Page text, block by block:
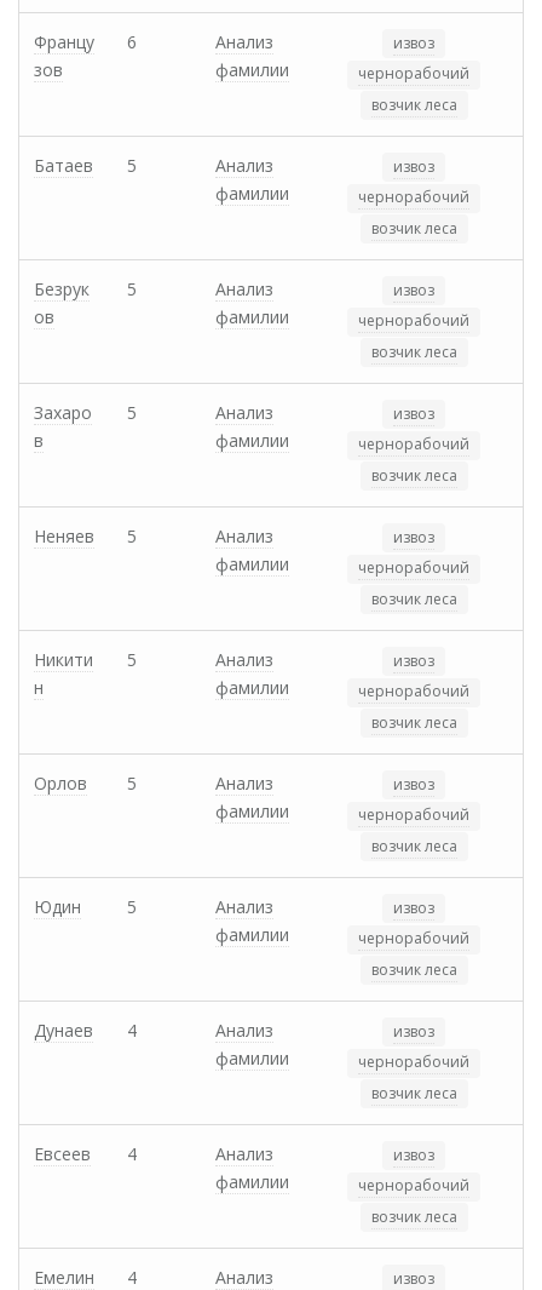
Францу
зов
6
Анализ
фамилии
извоз
чернорабочий
возчик леса
Батаев 5
Анализ
фамилии
извоз
чернорабочий
возчик леса
Безрук
ов
5
Анализ
фамилии
извоз
чернорабочий
возчик леса
Захаро
в
5
Анализ
фамилии
извоз
чернорабочий
возчик леса
Неняев 5
Анализ
фамилии
извоз
чернорабочий
возчик леса
Никити
н
5
Анализ
фамилии
извоз
чернорабочий
возчик леса
Орлов 5
Анализ
фамилии
извоз
чернорабочий
возчик леса
Юдин 5
Анализ
фамилии
извоз
чернорабочий
возчик леса
Дунаев 4
Анализ
фамилии
извоз
чернорабочий
возчик леса
Евсеев 4
Анализ
фамилии
извоз
чернорабочий
возчик леса
Емелин 4
Анализ
извоз